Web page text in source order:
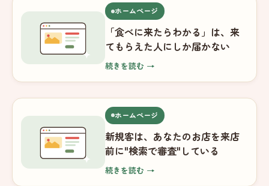
ホームページ
「食べに来たらわかる」は、来
てもらえた人にしか届かない
続きを読む →
ホームページ
新規客は、あなたのお店を来店
前に"検索で審査"している
続きを読む →